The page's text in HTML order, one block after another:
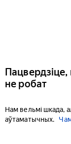
не робат
Нам вельмі шкада,
аўтаматычных.